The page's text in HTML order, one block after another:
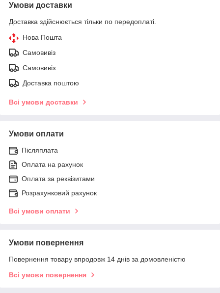
Умови доставки
Доставка здійснюється тільки по передоплаті.
Нова Пошта
Самовивіз
Самовивіз
Доставка поштою
Всі умови доставки
Умови оплати
Післяплата
Оплата на рахунок
Оплата за реквізитами
Розрахунковий рахунок
Всі умови оплати
Умови повернення
Повернення товару впродовж 14 днів за домовленістю
Всі умови повернення